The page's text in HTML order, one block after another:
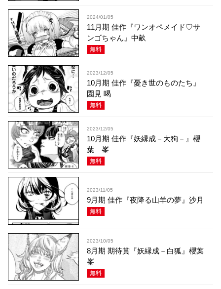
2024/01/05
11月期 佳作『ワンオペメイド♡サ
ンゴちゃん』中畝
無料
2023/12/05
10月期 佳作『憂き世のものたち』
園見 喝
無料
2023/12/05
10月期 佳作『妖縁成－大狗－』櫻
葉 峯
無料
2023/11/05
9月期 佳作『夜降る山羊の夢』沙月
無料
2023/10/05
8月期 期待賞『妖縁成－白狐』櫻葉
峯
無料